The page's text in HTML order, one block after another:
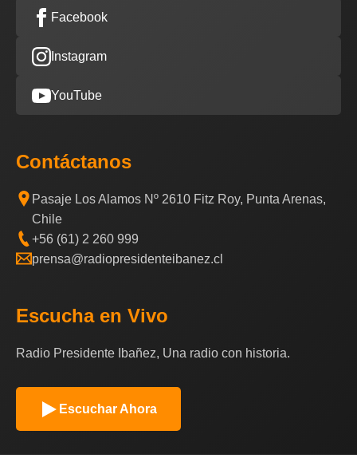
Facebook
Instagram
YouTube
Contáctanos
Pasaje Los Alamos Nº 2610 Fitz Roy, Punta Arenas,
Chile
+56 (61) 2 260 999
prensa@radiopresidenteibanez.cl
Escucha en Vivo
Radio Presidente Ibañez, Una radio con historia.
Escuchar Ahora